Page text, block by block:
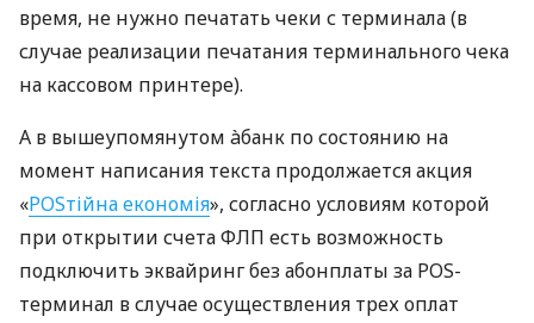
время, не нужно печатать чеки с терминала (в
случае реализации печатания терминального чека
на кассовом принтере).
А в вышеупомянутом àбанк по состоянию на
момент написания текста продолжается акция
«POSтійна економія», согласно условиям которой
при открытии счета ФЛП есть возможность
подключить эквайринг без абонплаты за POS-
терминал в случае осуществления трех оплат